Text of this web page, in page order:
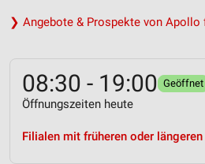
❯ Angebote & Prospekte von Apollo
08:30 - 19:00 Geöffnet
Öffnungszeiten heute
Filialen mit früheren oder